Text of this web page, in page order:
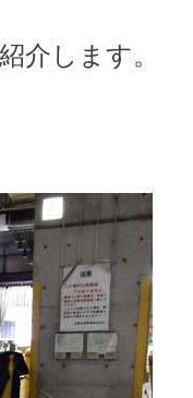
介します。